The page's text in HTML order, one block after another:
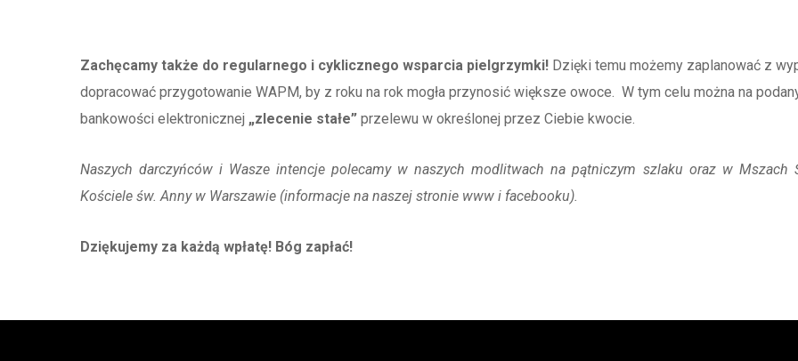
Zachęcamy także do regularnego i cyklicznego wsparcia pielgrzymki! Dzięki temu możemy zaplanować z
dopracować przygotowanie WAPM, by z roku na rok mogła przynosić większe owoce. W tym celu można na
bankowości elektronicznej „zlecenie stałe” przelewu w określonej przez Ciebie kwocie.
Naszych darczyńców i Wasze intencje polecamy w naszych modlitwach na pątniczym szlaku oraz w Mszach
Kościele św. Anny w Warszawie (informacje na naszej stronie www i facebooku).
Dziękujemy za każdą wpłatę! Bóg zapłać!